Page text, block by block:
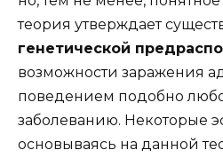
теория утверждает
генетической
возможности заражения
поведением подобно
заболеванию. Некоторые
основываясь на данной